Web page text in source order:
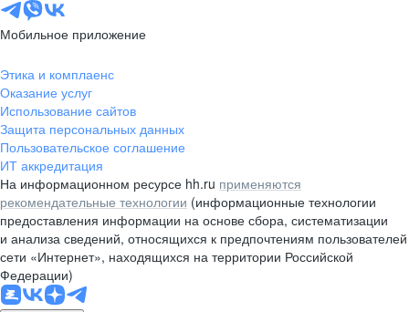
Мобильное приложение
Этика и комплаенс
Оказание услуг
Использование сайтов
Защита персональных данных
Пользовательское соглашение
ИТ аккредитация
На информационном ресурсе hh.ru применяются
рекомендательные технологии (информационные технологии
предоставления информации на основе сбора, систематизации
и анализа сведений, относящихся к предпочтениям пользователей
сети «Интернет», находящихся на территории Российской
Федерации)